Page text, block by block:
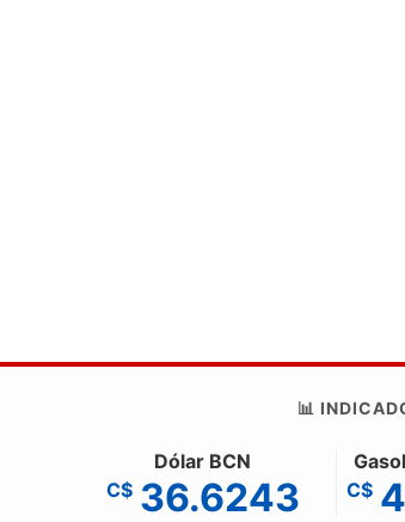
📊
Dólar BCN
C$ 36.6243
C$